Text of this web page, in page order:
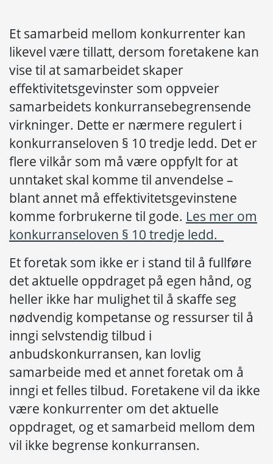
Et samarbeid mellom konkurrenter kan
likevel være tillatt, dersom foretakene kan
vise til at samarbeidet skaper
effektivitetsgevinster som oppveier
samarbeidets konkurransebegrensende
virkninger. Dette er nærmere regulert i
konkurranseloven § 10 tredje ledd. Det er
flere vilkår som må være oppfylt for at
unntaket skal komme til anvendelse –
blant annet må effektivitetsgevinstene
komme forbrukerne til gode. Les mer om
konkurranseloven § 10 tredje ledd.
Et foretak som ikke er i stand til å fullføre
det aktuelle oppdraget på egen hånd, og
heller ikke har mulighet til å skaffe seg
nødvendig kompetanse og ressurser til å
inngi selvstendig tilbud i
anbudskonkurransen, kan lovlig
samarbeide med et annet foretak om å
inngi et felles tilbud. Foretakene vil da ikke
være konkurrenter om det aktuelle
oppdraget, og et samarbeid mellom dem
vil ikke begrense konkurransen.